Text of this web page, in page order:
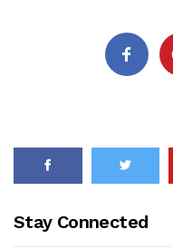
Stay Connected